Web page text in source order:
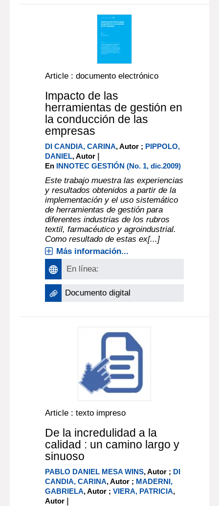
Article : documento electrónico
Impacto de las
herramientas de gestión en
la conducción de las
empresas
DI CANDIA, CARINA, Autor ; PIPPOLO,
DANIEL, Autor |
En INNOTEC GESTIÓN (No. 1, dic.2009)
Este trabajo muestra las experiencias
y resultados obtenidos a partir de la
implementación y el uso sistemático
de herramientas de gestión para
diferentes industrias de los rubros
textil, farmacéutico y agroindustrial.
Como resultado de estas ex[...]
Más información...
En línea:
Documento digital
Article : texto impreso
De la incredulidad a la
calidad : un camino largo y
sinuoso
PABLO DANIEL MESA WINS, Autor ; DI
CANDIA, CARINA, Autor ; MADERNI,
GABRIELA, Autor ;VIERA, PATRICIA,
Autor |